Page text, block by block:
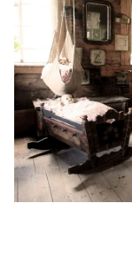
Betrieb
der
Seite
notwendig
sind
(funktionale
Cookies),
sowie
solche,